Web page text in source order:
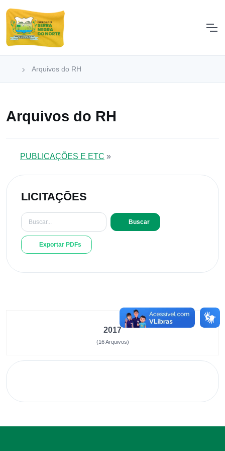
Arquivos do RH
Arquivos do RH
PUBLICAÇÕES E ETC »
LICITAÇÕES
Buscar
Exportar PDFs
2017
(16 Arquivos)